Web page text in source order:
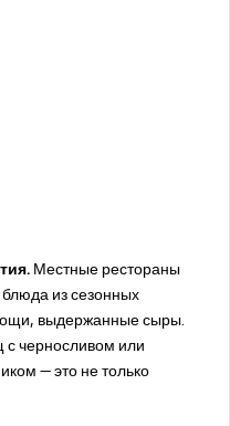
Местные рестораны
из сезонных
выдержанные сыры.
черносливом или
— это не только